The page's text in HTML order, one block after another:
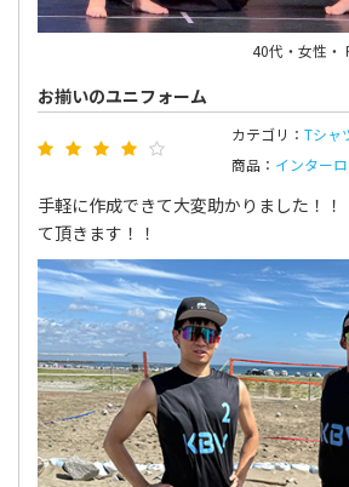
40代・女性・
お揃いのユニフォーム
カテゴリ： Tシャ
商品： インター
手軽に作成できて大変助かりました！
て頂きます！！